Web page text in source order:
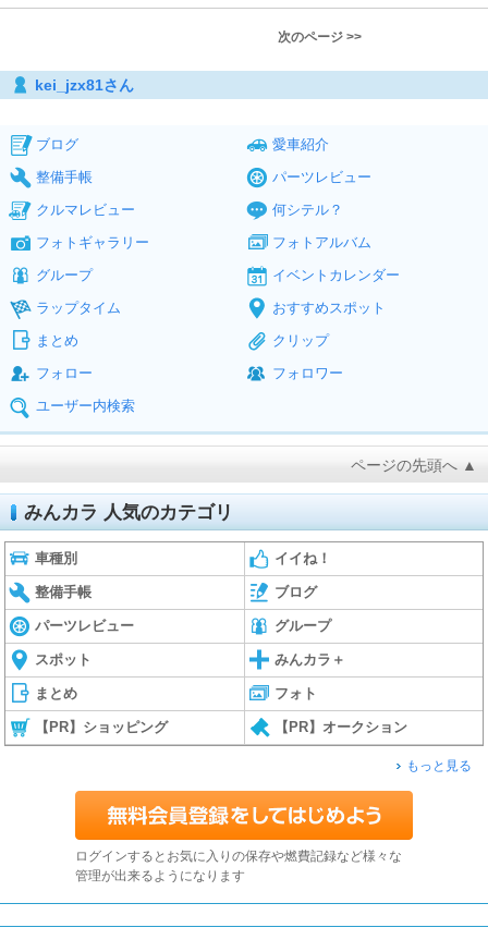
次のページ >>
kei_jzx81さん
ブログ
愛車紹介
整備手帳
パーツレビュー
クルマレビュー
何シテル？
フォトギャラリー
フォトアルバム
グループ
イベントカレンダー
ラップタイム
おすすめスポット
まとめ
クリップ
フォロー
フォロワー
ユーザー内検索
ページの先頭へ ▲
みんカラ 人気のカテゴリ
車種別 イイね！
整備手帳 ブログ
パーツレビュー グループ
スポット みんカラ＋
まとめ フォト
【PR】ショッピング 【PR】オークション
もっと見る
ログインするとお気に入りの保存や燃費記録など様々な
管理が出来るようになります